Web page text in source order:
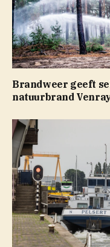
Brandweer geeft
natuurbrand